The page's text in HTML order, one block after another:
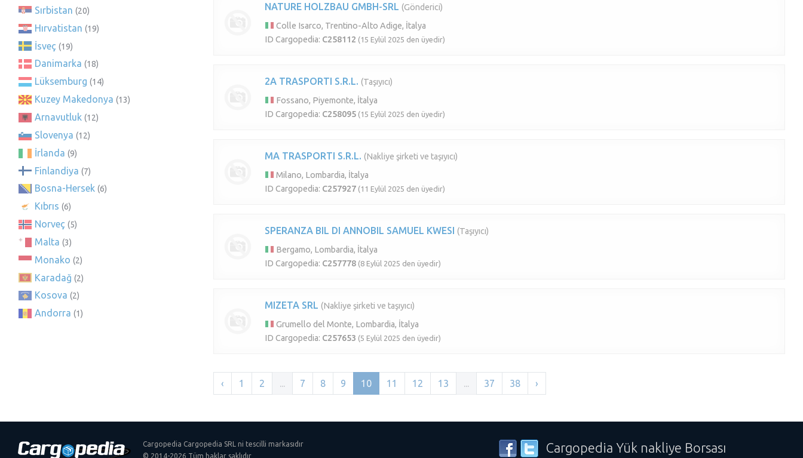
Sırbistan (20)
Hırvatistan (19)
İsveç (19)
Danimarka (18)
Lüksemburg (14)
Kuzey Makedonya (13)
Arnavutluk (12)
Slovenya (12)
İrlanda (9)
Finlandiya (7)
Bosna-Hersek (6)
Kıbrıs (6)
Norveç (5)
Malta (3)
Monako (2)
Karadağ (2)
Kosova (2)
Andorra (1)
NATURE HOLZBAU GMBH-SRL (Gönderici)
Colle Isarco, Trentino-Alto Adige, İtalya
ID Cargopedia: C258112 (15 Eylül 2025 den üyedir)
2A TRASPORTI S.R.L. (Taşıyıcı)
Fossano, Piyemonte, İtalya
ID Cargopedia: C258095 (15 Eylül 2025 den üyedir)
MA TRASPORTI S.R.L. (Nakliye şirketi ve taşıyıcı)
Milano, Lombardia, İtalya
ID Cargopedia: C257927 (11 Eylül 2025 den üyedir)
SPERANZA BIL DI ANNOBIL SAMUEL KWESI (Taşıyıcı)
Bergamo, Lombardia, İtalya
ID Cargopedia: C257778 (8 Eylül 2025 den üyedir)
MIZETA SRL (Nakliye şirketi ve taşıyıcı)
Grumello del Monte, Lombardia, İtalya
ID Cargopedia: C257653 (5 Eylül 2025 den üyedir)
‹ 1 2 ... 7 8 9 10 11 12 13 ... 37 38 ›
Cargopedia Cargopedia SRL ni tescilli markasıdır
© 2014-2026 Tüm haklar saklıdır
Cargopedia Yük nakliye Borsası